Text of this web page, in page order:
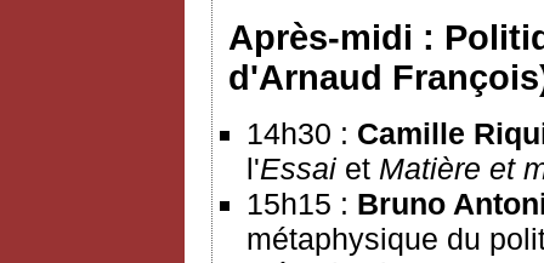
Après-midi :
d'Arnaud
14h30 : Camille
l'Essai et Matière et
15h15 : Bruno
métaphysique du